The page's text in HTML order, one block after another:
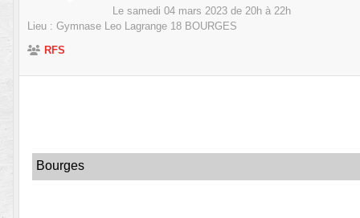
Le samedi 04 mars 2023 de 20h à 22h
Lieu : Gymnase Leo Lagrange 18 BOURGES
RFS
Bourges